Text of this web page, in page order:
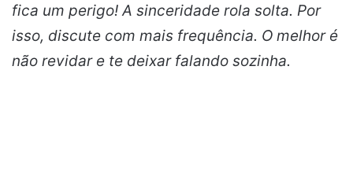
fica um perigo! A sinceridade rola solta. Por
isso, discute com mais frequência. O melhor é
não revidar e te deixar falando sozinha.